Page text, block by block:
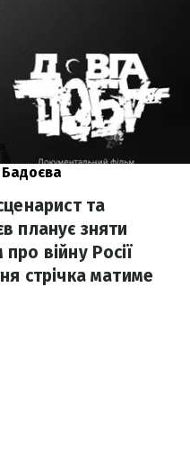
та
планує зняти
війну Росії
стрічка матиме